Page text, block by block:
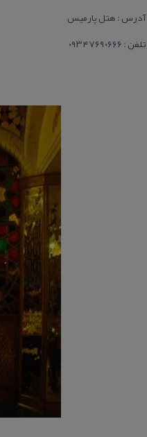
آدرس : هتل پارمیس
تلفن : ۰۹۳۴۷۶۹۰۶۶۶